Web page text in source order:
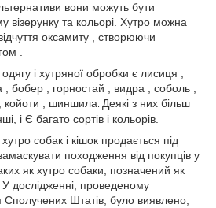
вони можуть бути
візерунку та кольорі. Хутро можна
оксамиту , створюючи
.
і хутряної обробки є лисиця
бобер горностай видра соболь
койоти шиншила Деякі з них більш
і Є багато сортів і кольорів.
собак і кішок продається під
походження від покупців у
як хутро собаки, позначений як
У дослідженні, проведеному
Сполучених Штатів, було виявлено,